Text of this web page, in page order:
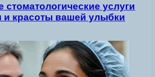
стоматологические услуги
и красоты вашей улыбки